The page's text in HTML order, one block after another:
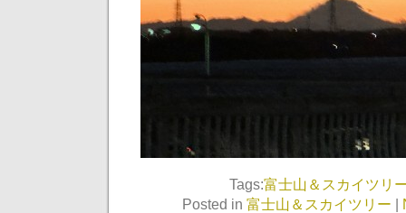
Tags:富士山＆スカイツリ
Posted in 富士山＆スカイツリー |